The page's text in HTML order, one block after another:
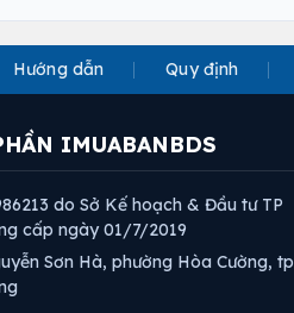
Hướng dẫn Quy định
IMUABANBDS
do Sở Kế hoạch & Đầu tư TP
cấp ngày 01/7/2019
Sơn Hà, phường Hòa Cường, tp